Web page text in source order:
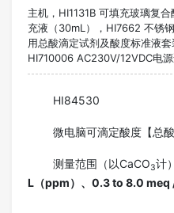
主机，HI1131B 可填充玻璃复
充液（30mL），HI7662 不锈
用总酸滴定试剂及酸度标准液
HI710006 AC230V/12VDC电
HI84530
微电脑可滴定酸度【总
测量范围（以CaCO3计
L（ppm）、0.3 to 8.0 meq